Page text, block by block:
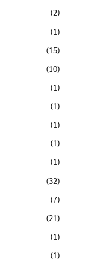
(2)
(1)
(15)
(10)
(1)
(1)
(1)
(1)
(1)
(32)
(7)
(21)
(1)
(1)